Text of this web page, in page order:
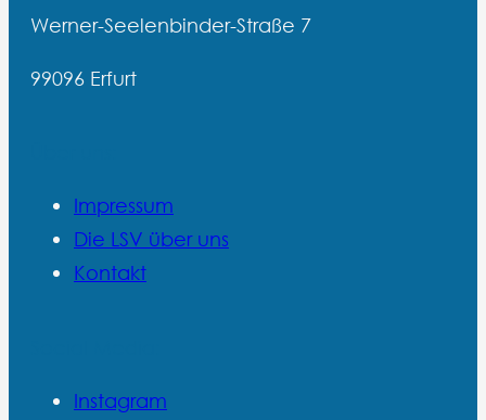
Werner-Seelenbinder-Straße 7
99096 Erfurt
Impressum
Die LSV über uns
Kontakt
Instagram